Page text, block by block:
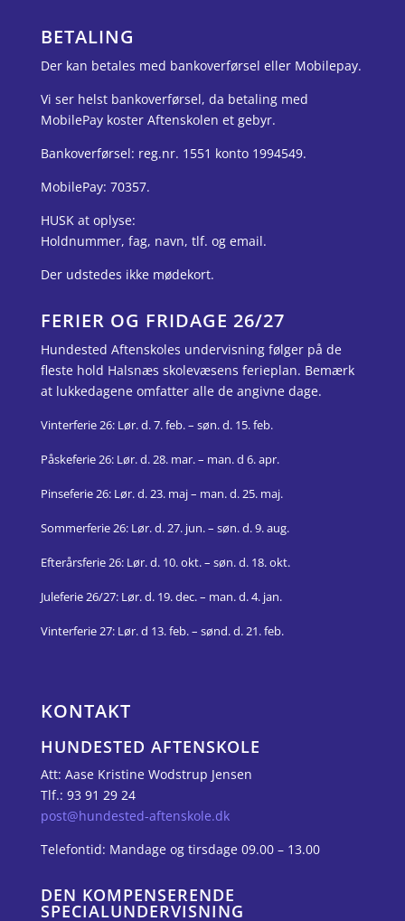
BETALING
Der kan betales med bankoverførsel eller Mobilepay.
Vi ser helst bankoverførsel, da betaling med
MobilePay koster Aftenskolen et gebyr.
Bankoverførsel: reg.nr. 1551 konto 1994549.
MobilePay: 70357.
HUSK at oplyse:
Holdnummer, fag, navn, tlf. og email.
Der udstedes ikke mødekort.
FERIER OG FRIDAGE 26/27
Hundested Aftenskoles undervisning følger på de
fleste hold Halsnæs skolevæsens ferieplan. Bemærk
at lukkedagene omfatter alle de angivne dage.
Vinterferie 26: Lør. d. 7. feb. – søn. d. 15. feb.
Påskeferie 26: Lør. d. 28. mar.– man. d 6. apr.
Pinseferie 26: Lør. d. 23. maj – man. d. 25. maj.
Sommerferie 26: Lør. d.27. jun. – søn. d. 9. aug.
Efterårsferie 26: Lør. d. 10.okt.– søn. d. 18.okt.
Juleferie 26/27: Lør. d. 19. dec. – man. d. 4. jan.
Vinterferie 27: Lør. d 13. feb. – sønd. d. 21. feb.
KONTAKT
HUNDESTED AFTENSKOLE
Att: Aase Kristine Wodstrup Jensen
Tlf.: 93 91 29 24
post@hundested-aftenskole.dk
Telefontid: Mandage og tirsdage 09.00 – 13.00
DEN KOMPENSERENDE
SPECIALUNDERVISNING